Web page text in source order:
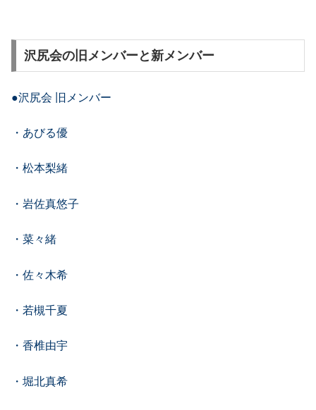
沢尻会の旧メンバーと新メンバー
●沢尻会 旧メンバー
・あびる優
・松本梨緒
・岩佐真悠子
・菜々緒
・佐々木希
・若槻千夏
・香椎由宇
・堀北真希